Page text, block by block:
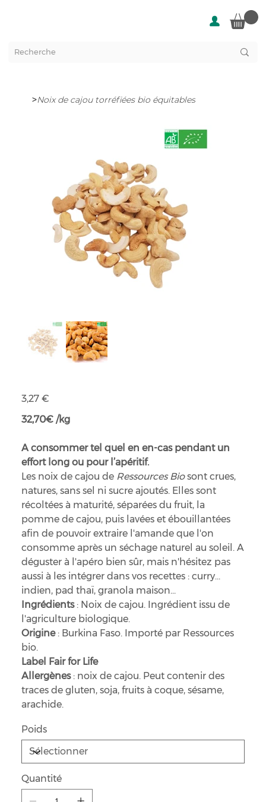
>Noix de cajou torréfiées bio équitables
Prix
3,27 €
32,70€ /kg
A consommer tel quel en en-cas pendant un
effort long ou pour l’apéritif.
Les noix de cajou de Ressources Biosont crues,
natures, sans sel ni sucre ajoutés. Elles sont
récoltées à maturité, séparées du fruit, la
pomme de cajou, puis lavées et ébouillantées
afin de pouvoir extraire l'amande que l'on
consomme après un séchage naturel au soleil. A
déguster à l'apéro bien sûr, mais n'hésitez pas
aussi à les intégrer dans vos recettes : curry
indien, pad thaï, granola maison...
Ingrédients : Noix de cajou. Ingrédient issu de
l'agriculture biologique.
Origine: Burkina Faso. Importé par Ressources
bio.
Label Fair for Life
Allergènes: noix de cajou. Peut contenir des
traces de gluten, soja, fruits à coque, sésame,
arachide.
Poids
Quantité